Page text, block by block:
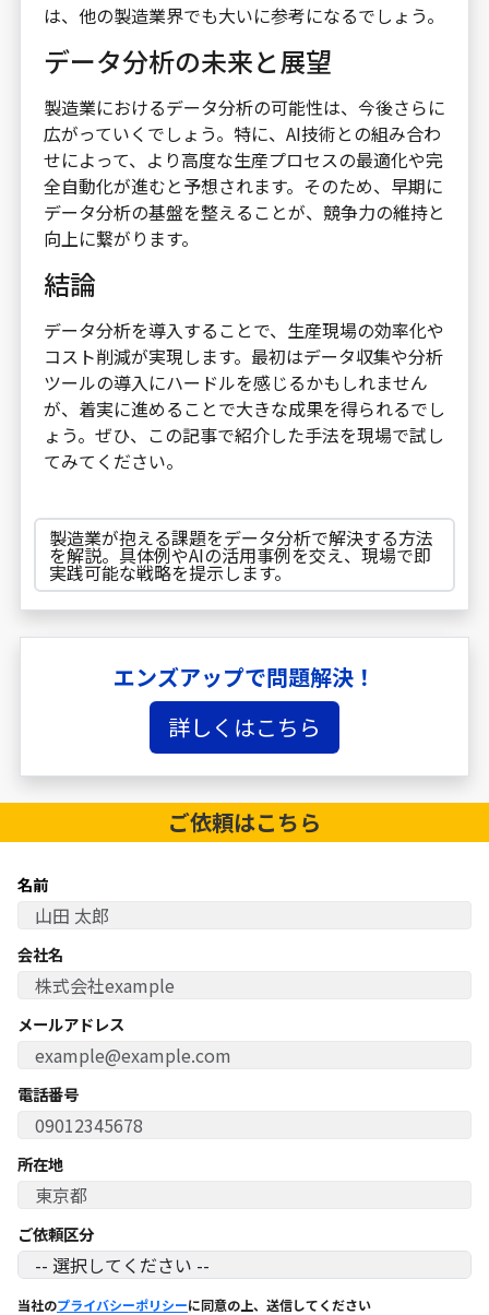
は、他の製造業界でも大いに参考になるでしょう。
データ分析の未来と展望
製造業におけるデータ分析の可能性は、今後さらに
広がっていくでしょう。特に、AI技術との組み合わ
せによって、より高度な生産プロセスの最適化や完
全自動化が進むと予想されます。そのため、早期に
データ分析の基盤を整えることが、競争力の維持と
向上に繋がります。
結論
データ分析を導入することで、生産現場の効率化や
コスト削減が実現します。最初はデータ収集や分析
ツールの導入にハードルを感じるかもしれません
が、着実に進めることで大きな成果を得られるでし
ょう。ぜひ、この記事で紹介した手法を現場で試し
てみてください。
製造業が抱える課題をデータ分析で解決する方法
を解説。具体例やAIの活用事例を交え、現場で即
実践可能な戦略を提示します。
エンズアップで問題解決！
詳しくはこちら
ご依頼はこちら
名前
会社名
メールアドレス
電話番号
所在地
ご依頼区分
当社のプライバシーポリシーに同意の上、送信してください